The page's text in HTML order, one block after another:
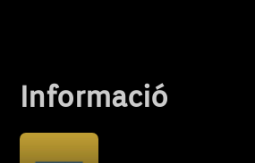
Informació